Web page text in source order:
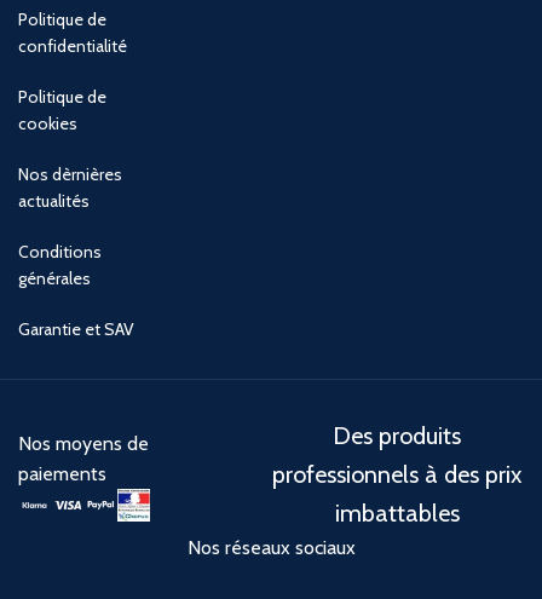
Politique de
confidentialité
Politique de
cookies
Nos dèrnières
actualités
Conditions
générales
Garantie et SAV
Nos moyens de
paiements
Des produits
professionnels à des prix
imbattables
Nos réseaux sociaux